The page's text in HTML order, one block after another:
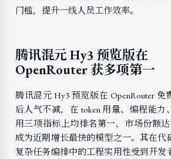
门槛，提升一线人员工作效率。
腾讯混元 Hy3 预览版在
OpenRouter 获多项第一
腾讯混元 Hy3 预览版在 OpenRouter 免
后人气不减，在 token 用量、编程能力
用三项指标上均排名第一，市场份额达
成为近期增长最快的模型之一。其在代
复杂任务编排中的工程实用性受到开发